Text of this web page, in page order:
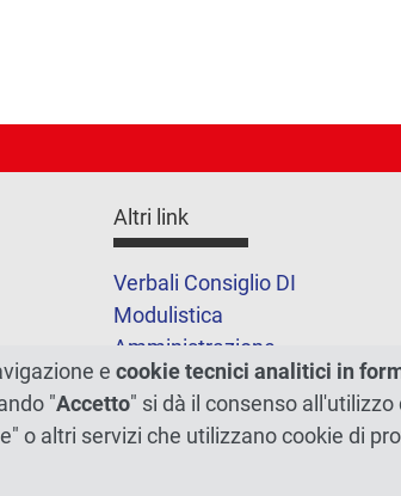
Altri link
Verbali Consiglio DI
Modulistica
Amministrazione
trasparente
Cookie
Mappa del sito
e cookie tecnici analitici in
"Accetto" si dà il consenso
o altri servizi che utilizzano cookie di